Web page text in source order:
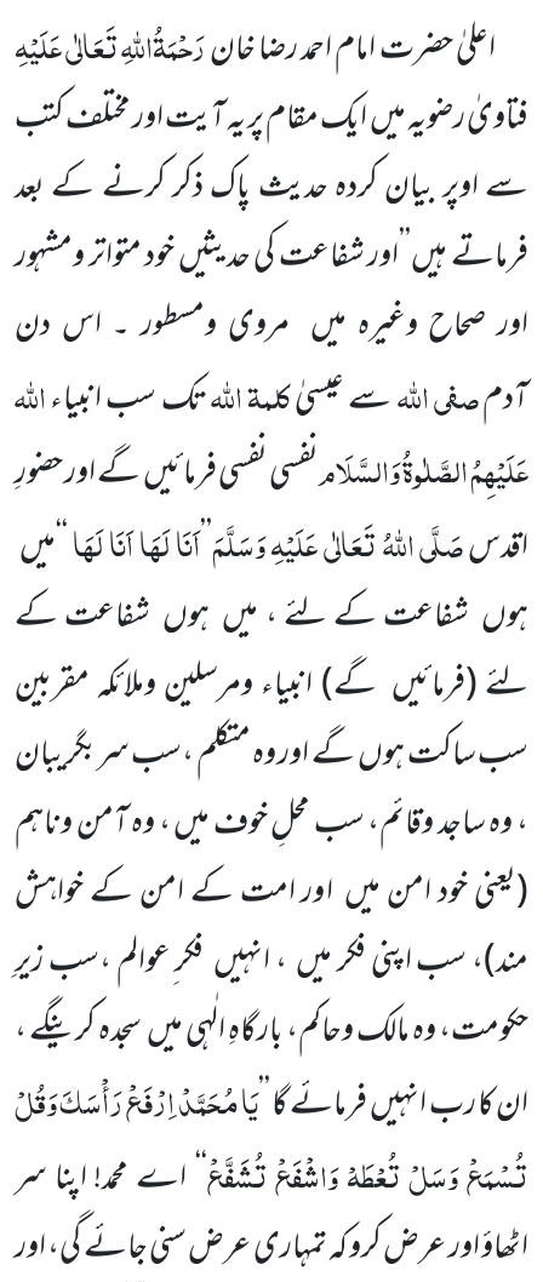
اعلیٰ حضرت امام احمد رضا خانرَحْمَۃُاللّٰہِ تَعَالٰی عَلَیْہِ
فتاویٰ رضویہ میں ایک مقام پر یہ آیت اور مختلف کتب
سے اوپر بیان کردہ حدیث پاک ذکر کرنے کے بعد
فرماتے ہیں’’اور شفاعت کی حدیثیں خود متواتر ومشہور
اور صحاح وغیرہ میں مروی ومسطور ۔ اس دن
آدمصفی اللّٰہسے عیسیٰکلمۃ اللّٰہتک سب انبیاءاللّٰہ
عَلَیْہِمُ الصَّلٰوۃُ وَالسَّلَامنفسی نفسی فرمائیں گے اور حضورِ
اقدسصَلَّی اللّٰہُ تَعَالٰی عَلَیْہِ وَسَلَّمَ’’اَنَا لَھَا اَنَا لَھَا‘‘میں
ہوں شفاعت کے لئے ، میں ہوں شفاعت کے
لئے(فرمائیں گے)انبیاء ومرسلین وملائکہ مقربین
سب ساکت ہوں گے اور وہ متکلم ،سب سربگریبان
، وہ ساجد وقائم، سب محلِ خوف میں ، وہ آمن وناہم
(یعنی خود امن میں اور امت کے امن کے خواہش
مند)، سب اپنی فکر میں ، انہیں فکر ِعوالم ،سب زیرِ
حکومت، وہ مالک وحاکم، بارگاہِ الٰہی میں سجدہ کرینگے ،
ان کا رب انہیں فرمائے گا ’’یَا مُحَمَّدْ اِرْفَعْ رَأْسَکَ وَقُلْ
تُسْمَعْ وَسَلْ تُعْطَہْ وَاشْفَعْ تُشَفَّعْ‘‘اے محمد! اپنا سر
اٹھاؤ اور عرض کرو کہ تمہاری عرض سنی جائے گی، اور